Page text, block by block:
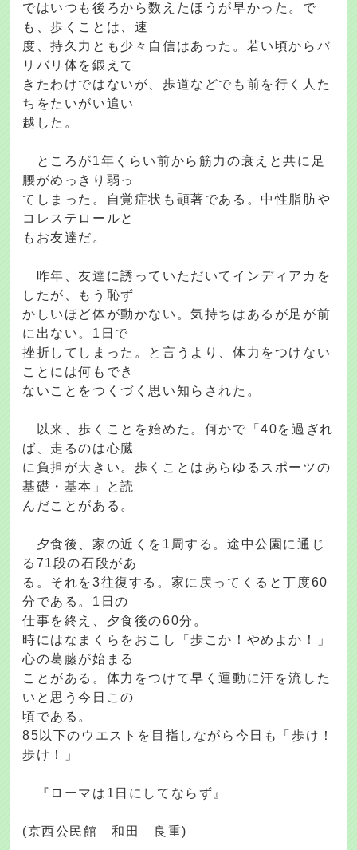
ではいつも後ろから数えたほうが早かった。で
も、歩くことは、速
度、持久力とも少々自信はあった。若い頃からバ
リバリ体を鍛えて
きたわけではないが、歩道などでも前を行く人た
ちをたいがい追い
越した。
ところが1年くらい前から筋力の衰えと共に足
腰がめっきり弱っ
てしまった。自覚症状も顕著である。中性脂肪や
コレステロールと
もお友達だ。
昨年、友達に誘っていただいてインディアカを
したが、もう恥ず
かしいほど体が動かない。気持ちはあるが足が前
に出ない。1日で
挫折してしまった。と言うより、体力をつけない
ことには何もでき
ないことをつくづく思い知らされた。
以来、歩くことを始めた。何かで「40を過ぎれ
ば、走るのは心臓
に負担が大きい。歩くことはあらゆるスポーツの
基礎・基本」と読
んだことがある。
夕食後、家の近くを1周する。途中公園に通じ
る71段の石段があ
る。それを3往復する。家に戻ってくると丁度60
分である。1日の
仕事を終え、夕食後の60分。
時にはなまくらをおこし「歩こか！やめよか！」
心の葛藤が始まる
ことがある。体力をつけて早く運動に汗を流した
いと思う今日この
頃である。
85以下のウエストを目指しながら今日も「歩け！
歩け！」
『ローマは1日にしてならず』
(京西公民館 和田 良重)